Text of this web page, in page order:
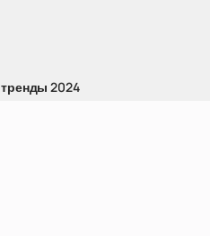
тренды 2024